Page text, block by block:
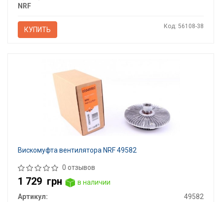
NRF
КУПИТЬ Код: 56108-38
Вискомуфта вентилятора NRF 49582
0 отзывов
1 729 грн
в наличии
Артикул:
49582